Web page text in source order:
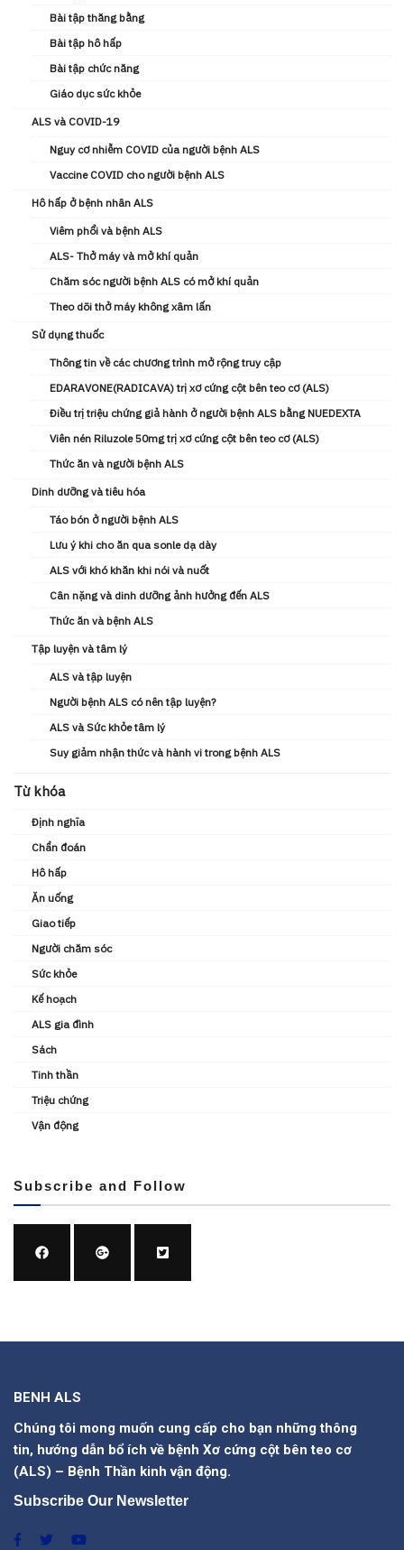
Bài tập thăng bằng
Bài tập hô hấp
Bài tập chức năng
Giáo dục sức khỏe
ALS và COVID-19
Nguy cơ nhiễm COVID của người bệnh ALS
Vaccine COVID cho người bệnh ALS
Hô hấp ở bệnh nhân ALS
Viêm phổi và bệnh ALS
ALS- Thở máy và mở khí quản
Chăm sóc người bệnh ALS có mở khí quản
Theo dõi thở máy không xâm lấn
Sử dụng thuốc
Thông tin về các chương trình mở rộng truy cập
EDARAVONE(RADICAVA) trị xơ cứng cột bên teo cơ (ALS)
Điều trị triệu chứng giả hành ở người bệnh ALS bằng NUEDEXTA
Viên nén Riluzole 50mg trị xơ cứng cột bên teo cơ (ALS)
Thức ăn và người bệnh ALS
Dinh dưỡng và tiêu hóa
Táo bón ở người bệnh ALS
Lưu ý khi cho ăn qua sonle dạ dày
ALS với khó khăn khi nói và nuốt
Cân nặng và dinh dưỡng ảnh hưởng đến ALS
Thức ăn và bệnh ALS
Tập luyện và tâm lý
ALS và tập luyện
Người bệnh ALS có nên tập luyện?
ALS và Sức khỏe tâm lý
Suy giảm nhận thức và hành vi trong bệnh ALS
Từ khóa
Định nghĩa
Chẩn đoán
Hô hấp
Ăn uống
Giao tiếp
Người chăm sóc
Sức khỏe
Kế hoạch
ALS gia đình
Sách
Tinh thần
Triệu chứng
Vận động
Subscribe and Follow
BENH ALS
Chúng tôi mong muốn cung cấp cho bạn những thông
tin, hướng dẫn bổ ích về bệnh Xơ cứng cột bên teo cơ
(ALS) – Bệnh Thần kinh vận động.
Subscribe Our Newsletter